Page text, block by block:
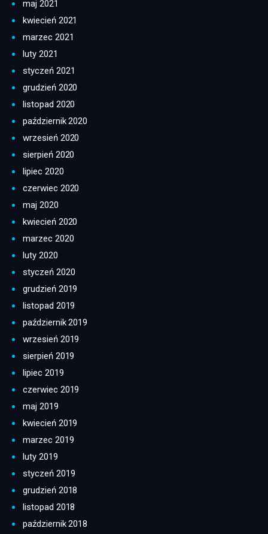
maj 2021
kwiecień 2021
marzec 2021
luty 2021
styczeń 2021
grudzień 2020
listopad 2020
październik 2020
wrzesień 2020
sierpień 2020
lipiec 2020
czerwiec 2020
maj 2020
kwiecień 2020
marzec 2020
luty 2020
styczeń 2020
grudzień 2019
listopad 2019
październik 2019
wrzesień 2019
sierpień 2019
lipiec 2019
czerwiec 2019
maj 2019
kwiecień 2019
marzec 2019
luty 2019
styczeń 2019
grudzień 2018
listopad 2018
październik 2018